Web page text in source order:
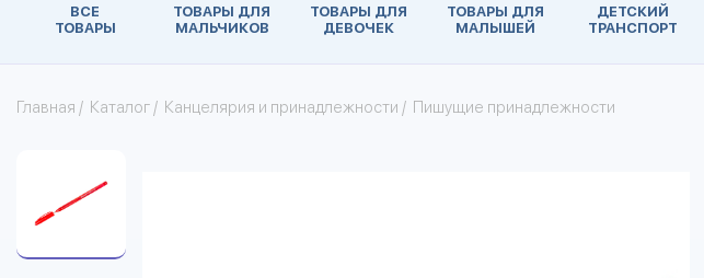
ВСЕ
ТОВАРЫ
ТОВАРЫ ДЛЯ
МАЛЬЧИКОВ
ТОВАРЫ ДЛЯ
ДЕВОЧЕК
ТОВАРЫ ДЛЯ
МАЛЫШЕЙ
ДЕТСКИЙ
ТРАНСПОРТ
Главная / Каталог / Канцелярия и принадлежности / Пишущие принадлежности